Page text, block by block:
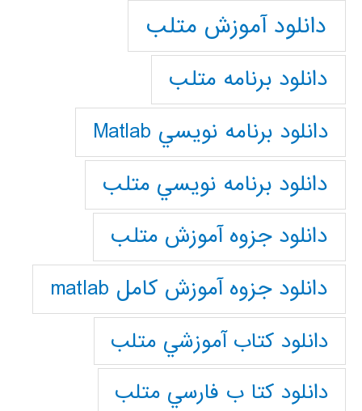
دانلود آموزش متلب
دانلود برنامه متلب
دانلود برنامه نويسي Matlab
دانلود برنامه نويسي متلب
دانلود جزوه آموزش متلب
دانلود جزوه آموزش کامل matlab
دانلود كتاب آموزشي متلب
دانلود كتا ب فارسي متلب